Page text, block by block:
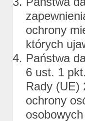
ochrony
których
Państwa
6 ust. 1
Rady (UE)
ochrony